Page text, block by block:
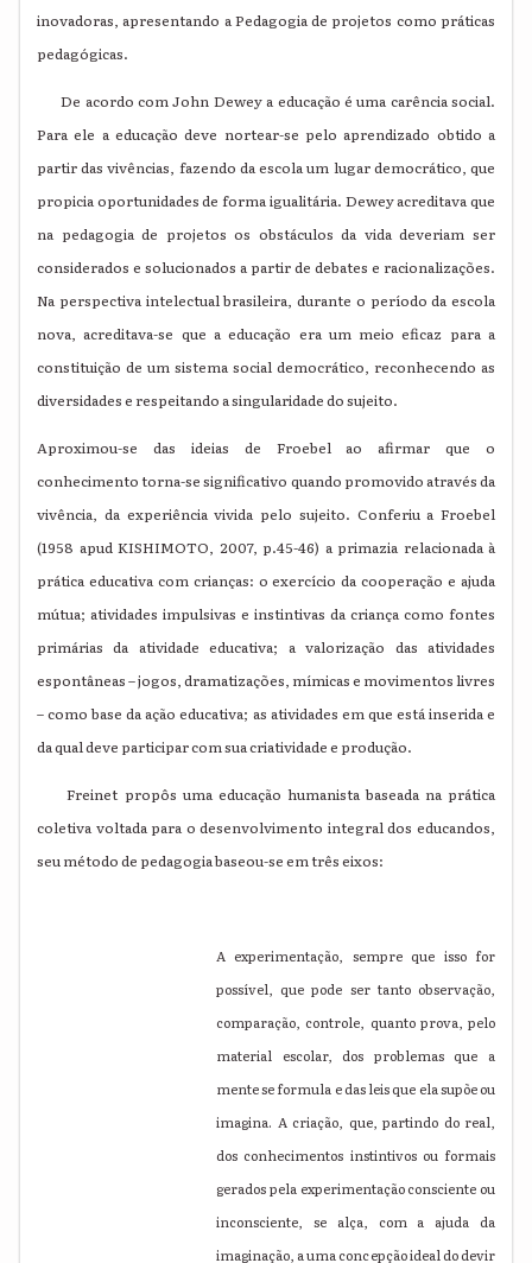
inovadoras, apresentando a Pedagogia de projetos como práticas
pedagógicas.
De acordo com John Dewey a educação é uma carência social.
Para ele a educação deve nortear-se pelo aprendizado obtido a
partir das vivências, fazendo da escola um lugar democrático, que
propicia oportunidades de forma igualitária. Dewey acreditava que
na pedagogia de projetos os obstáculos da vida deveriam ser
considerados e solucionados a partir de debates e racionalizações.
Na perspectiva intelectual brasileira, durante o período da escola
nova, acreditava-se que a educação era um meio eficaz para a
constituição de um sistema social democrático, reconhecendo as
diversidades e respeitando a singularidade do sujeito.
Aproximou-se das ideias de Froebel ao afirmar que o
conhecimento torna-se significativo quando promovido através da
vivência, da experiência vivida pelo sujeito. Conferiu a Froebel
(1958 apud KISHIMOTO, 2007, p.45-46) a primazia relacionada à
prática educativa com crianças: o exercício da cooperação e ajuda
mútua; atividades impulsivas e instintivas da criança como fontes
primárias da atividade educativa; a valorização das atividades
espontâneas – jogos, dramatizações, mímicas e movimentos livres
– como base da ação educativa; as atividades em que está inserida e
da qual deve participar com sua criatividade e produção.
Freinet propôs uma educação humanista baseada na prática
coletiva voltada para o desenvolvimento integral dos educandos,
seu método de pedagogia baseou-se em três eixos:
A experimentação, sempre que isso for
possível, que pode ser tanto observação,
comparação, controle, quanto prova, pelo
material escolar, dos problemas que a
mente se formula e das leis que ela supõe ou
imagina. A criação, que, partindo do real,
dos conhecimentos instintivos ou formais
gerados pela experimentação consciente ou
inconsciente, se alça, com a ajuda da
imaginação, a uma concepção ideal do devir